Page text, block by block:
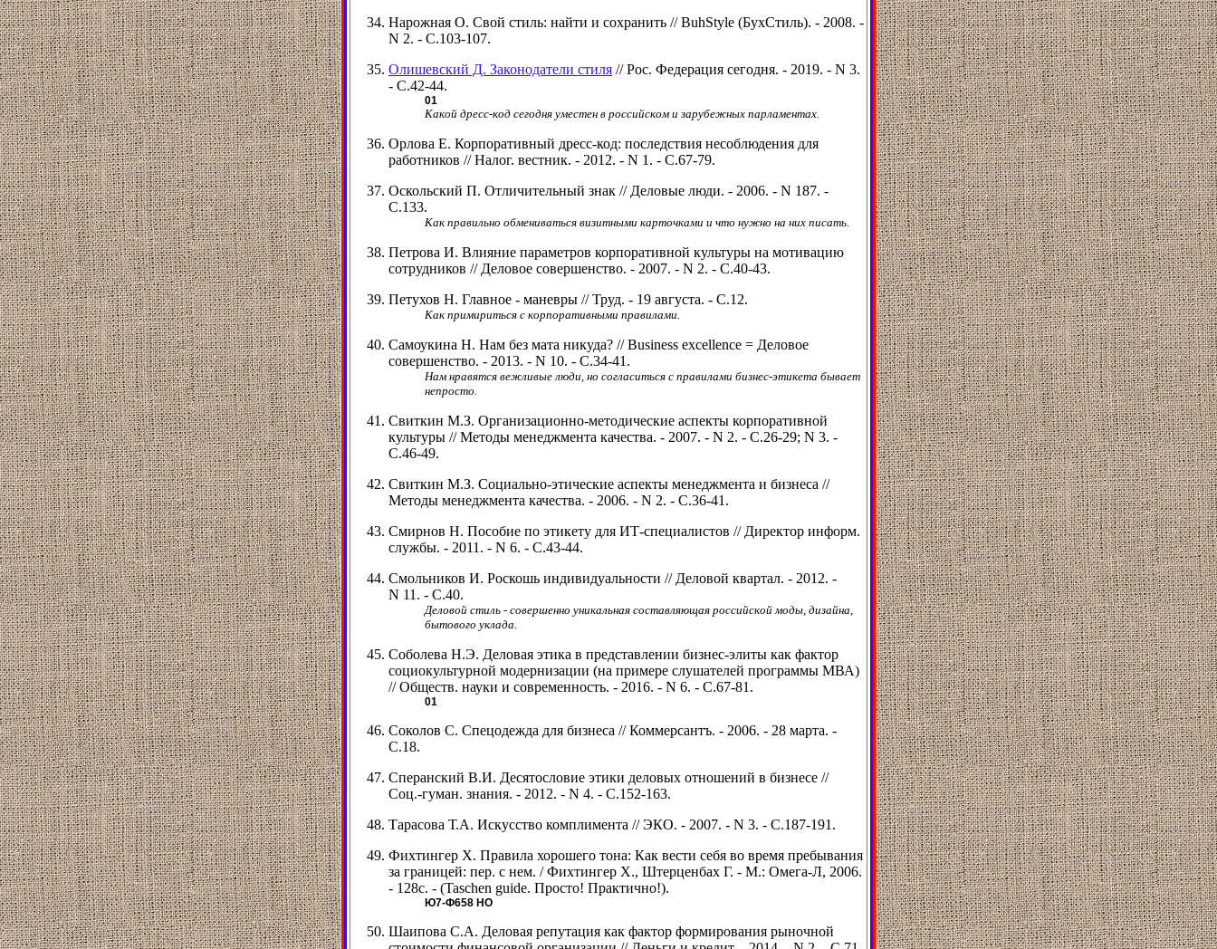
Нарожная О. Свой стиль: найти и сохранить // BuhStyle (БухСтиль). - 2008. -
N 2. - С.103-107.
Олишевский Д. Законодатели стиля // Рос. Федерация сегодня. - 2019. - N 3.
- С.42-44.
01
Какой дресс-код сегодня уместен в российском и зарубежных парламентах.
Орлова Е. Корпоративный дресс-код: последствия несоблюдения для
работников // Налог. вестник. - 2012. - N 1. - C.67-79.
Оскольский П. Отличительный знак // Деловые люди. - 2006. - N 187. -
С.133.
Как правильно обмениваться визитными карточками и что нужно на них писать.
Петрова И. Влияние параметров корпоративной культуры на мотивацию
сотрудников // Деловое совершенство. - 2007. - N 2. - С.40-43.
Петухов Н. Главное - маневры // Труд. - 19 августа. - С.12.
Как примириться с корпоративными правилами.
Самоукина Н. Нам без мата никуда? // Business excellence = Деловое
совершенство. - 2013. - N 10. - С.34-41.
Нам нравятся вежливые люди, но согласиться с правилами бизнес-этикета бывает
непросто.
Свиткин М.З. Организационно-методические аспекты корпоративной
культуры // Методы менеджмента качества. - 2007. - N 2. - C.26-29; N 3. -
С.46-49.
Свиткин М.З. Социально-этические аспекты менеджмента и бизнеса //
Методы менеджмента качества. - 2006. - N 2. - С.36-41.
Смирнов Н. Пособие по этикету для ИТ-специалистов // Директор информ.
службы. - 2011. - N 6. - С.43-44.
Смольников И. Роскошь индивидуальности // Деловой квартал. - 2012. -
N 11. - С.40.
Деловой стиль - совершенно уникальная составляющая российской моды, дизайна,
бытового уклада.
Соболева Н.Э. Деловая этика в представлении бизнес-элиты как фактор
социокультурной модернизации (на примере слушателей программы МВА)
// Обществ. науки и современность. - 2016. - N 6. - С.67-81.
01
Соколов С. Спецодежда для бизнеса // Коммерсантъ. - 2006. - 28 марта. -
С.18.
Сперанский В.И. Десятословие этики деловых отношений в бизнесе //
Соц.-гуман. знания. - 2012. - N 4. - С.152-163.
Тарасова Т.А. Искусство комплимента // ЭКО. - 2007. - N 3. - С.187-191.
Фихтингер Х. Правила хорошего тона: Как вести себя во время пребывания
за границей: пер. с нем. / Фихтингер Х., Штерценбах Г. - М.: Омега-Л, 2006.
- 128с. - (Taschen guide. Просто! Практично!).
Ю7-Ф658 НО
Шаипова С.А. Деловая репутация как фактор формирования рыночной